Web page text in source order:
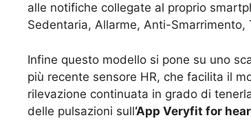
alle notifiche collegate al proprio
Sedentaria, Allarme, Anti-Smarrimento,
Infine questo modello si pone su uno
più recente sensore HR, che facilita il
rilevazione continuata in grado di
delle pulsazioni sull‘App Veryfit for